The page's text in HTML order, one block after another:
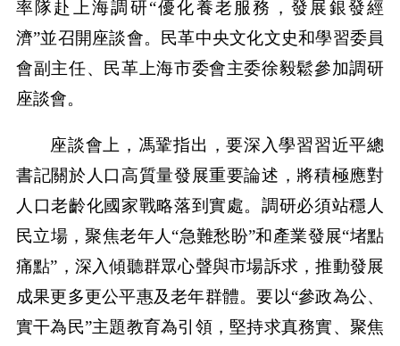
率隊赴上海調研“優化養老服務，發展銀發經
濟”並召開座談會。民革中央文化文史和學習委員
會副主任、民革上海市委會主委徐毅鬆參加調研
座談會。
座談會上，馮鞏指出，要深入學習習近平總
書記關於人口高質量發展重要論述，將積極應對
人口老齡化國家戰略落到實處。調研必須站穩人
民立場，聚焦老年人“急難愁盼”和產業發展“堵點
痛點”，深入傾聽群眾心聲與市場訴求，推動發展
成果更多更公平惠及老年群體。要以“參政為公、
實干為民”主題教育為引領，堅持求真務實、聚焦